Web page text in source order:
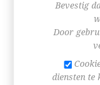
Bevestig
Door
diensten te